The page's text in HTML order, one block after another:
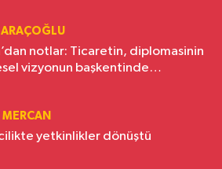
notlar: Ticaretin, diplomasinin
vizyonun başkentinde
yetkinlikler dönüştü